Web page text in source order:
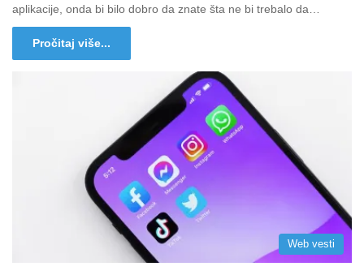
aplikacije, onda bi bilo dobro da znate šta ne bi trebalo da…
Pročitaj više...
Web vesti